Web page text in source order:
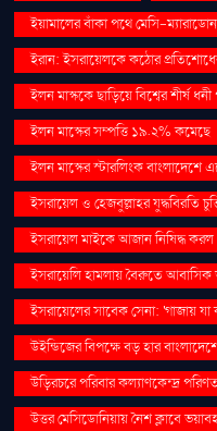
ইয়ামালের বাঁকা পথে মেসি-
ইরান: ইসরায়েলকে কঠোর
ইলন মাস্ককে ছাড়িয়ে বিশ্বের শীর্ষ
ইলন মাস্কের সম্পত্তি ১৯.২% কমেছে
ইলন মাস্কের স্টারলিংক
ইসরায়েল ও হেজবুল্লাহর যুদ্ধবিরতি
ইসরায়েল মাইকে আজান নিষিদ্ধ করল
ইসরায়েলি হামলায় বৈরুতে
ইসরায়েলের সাবেক সেনা: 'গাজায় যা
উইন্ডিজের বিপক্ষে বড় হার
উড়িরচরে পরিবার কল্যাণকেন্দ্র
উত্তর মেসিডোনিয়ায় নৈশ ক্লাবে